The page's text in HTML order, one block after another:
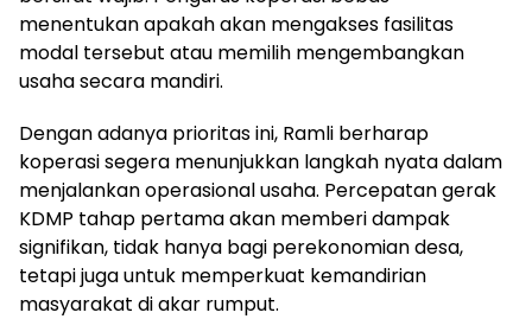
menentukan apakah akan mengakses fasilitas
modal tersebut atau memilih mengembangkan
usaha secara mandiri.
Dengan adanya prioritas ini, Ramli berharap
koperasi segera menunjukkan langkah nyata dalam
menjalankan operasional usaha. Percepatan gerak
KDMP tahap pertama akan memberi dampak
signifikan, tidak hanya bagi perekonomian desa,
tetapi juga untuk memperkuat kemandirian
masyarakat di akar rumput.